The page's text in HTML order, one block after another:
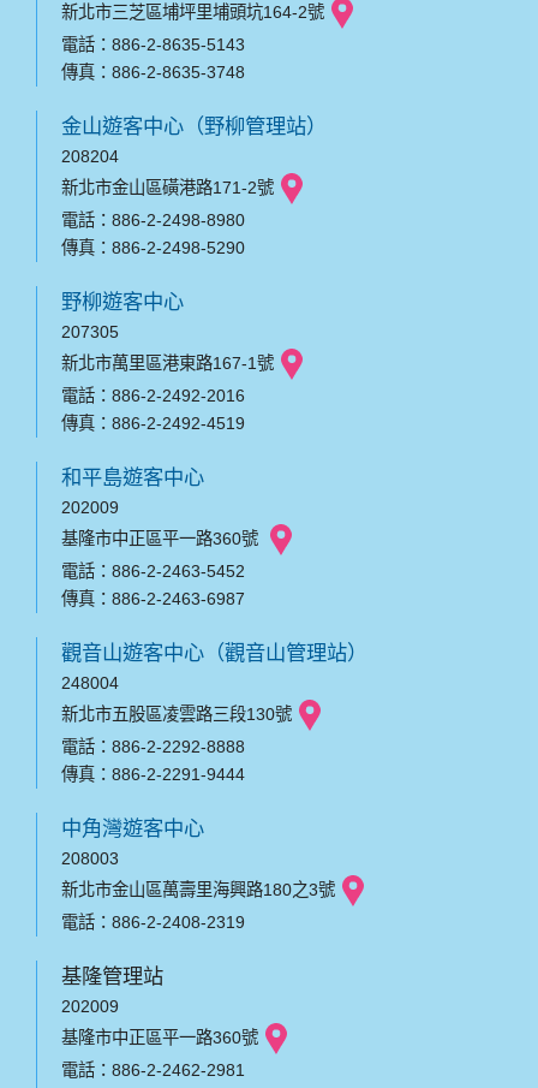
新北市三芝區埔坪里埔頭坑164-2號
電話：886-2-8635-5143
傳真：886-2-8635-3748
金山遊客中心（野柳管理站）
208204
新北市金山區磺港路171-2號
電話：886-2-2498-8980
傳真：886-2-2498-5290
野柳遊客中心
207305
新北市萬里區港東路167-1號
電話：886-2-2492-2016
傳真：886-2-2492-4519
和平島遊客中心
202009
基隆市中正區平一路360號
電話：886-2-2463-5452
傳真：886-2-2463-6987
觀音山遊客中心（觀音山管理站）
248004
新北市五股區凌雲路三段130號
電話：886-2-2292-8888
傳真：886-2-2291-9444
中角灣遊客中心
208003
新北市金山區萬壽里海興路180之3號
電話：886-2-2408-2319
基隆管理站
202009
基隆市中正區平一路360號
電話：886-2-2462-2981